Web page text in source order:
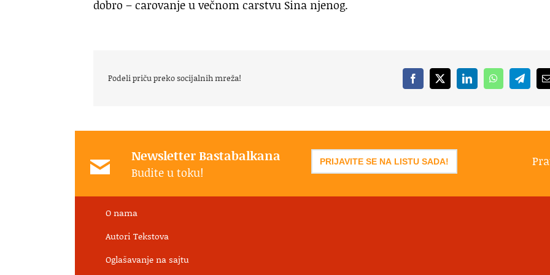
dobro – carovanje u večnom carstvu Sina njenog.
Podeli priču preko socijalnih mreža! Facebook
X LinkedInWhatsApp
Newsletter Bastabalkana
Budite u toku!
PRIJAVITE SE NA LISTU SADA!
O nama
Autori Tekstova
Oglašavanje na sajtu